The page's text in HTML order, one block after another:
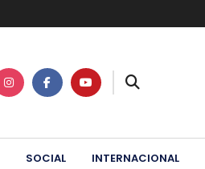
SOCIAL INTERNACIONAL